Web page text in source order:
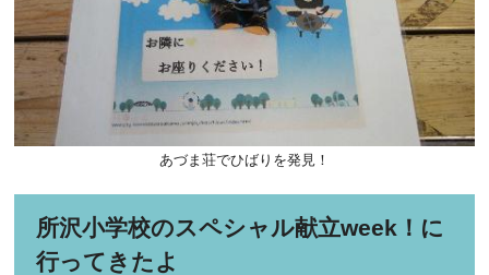
あづま荘でひばりを発見！
所沢小学校のスペシャル献立week！に
行ってきたよ